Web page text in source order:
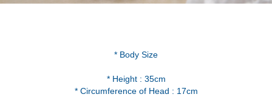
* Body Size
* Height : 35cm
* Circumference of Head : 17cm